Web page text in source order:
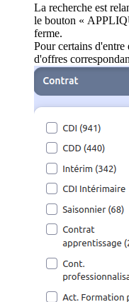
La recherche est
le bouton «
ferme.
Pour certains
d'offres